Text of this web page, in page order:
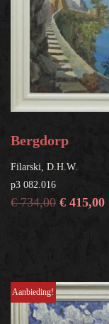
Bergdorp
Filarski, D.H.W.
p3 082.016
€734,00 € 415,00
Aanbieding!